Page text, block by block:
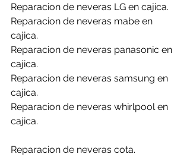
Reparacion de neveras LG en cajica.
Reparacion de neveras mabe en
cajica.
Reparacion de neveras panasonic en
cajica.
Reparacion de neveras samsung en
cajica.
Reparacion de neveras whirlpool en
cajica.
Reparacion de neveras cota.